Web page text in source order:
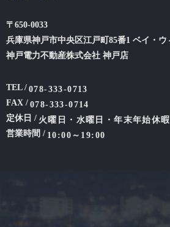
〒650-0033
兵庫県神戸市中央区江戸町85番1 ベイ・
神戸電力不動産株式会社 神戸店
TEL / 078-333-0713
FAX / 078-333-0714
定休日 / 火曜日・水曜日・年末年始休暇
営業時間 / 10:00～19:00